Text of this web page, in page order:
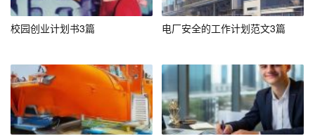
– 协助工程师进行工艺改进和技术研究。
项目经验
[起始年月] – [结束年月] [项目名称]
校园创业计划书3篇 电厂安全的工作计划范文3篇